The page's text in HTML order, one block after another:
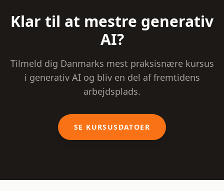
Klar til at mestre generativ
AI?
Tilmeld dig Danmarks mest praksisnære kursus
i generativ AI og bliv en del af fremtidens
arbejdsplads.
SE KURSUSDATOER